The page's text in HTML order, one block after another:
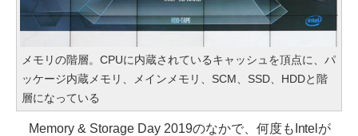
メモリの階層。CPUに内蔵されているキャッシュを頂点に、パ
ッケージ内蔵メモリ、メインメモリ、SCM、SSD、HDDと階
層になっている
Memory & Storage Day 2019のなかで、何度もIntelが